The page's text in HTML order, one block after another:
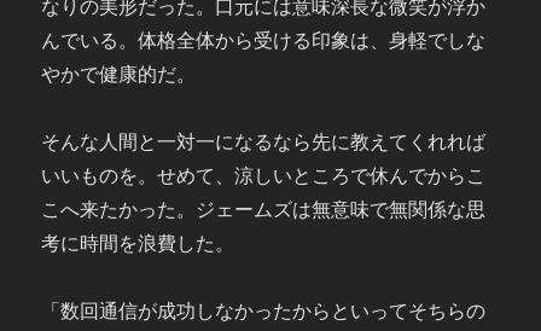
なりの美形だった。口元には意味深長な微笑が浮か
んでいる。体格全体から受ける印象は、身軽でしな
やかで健康的だ。
そんな人間と一対一になるなら先に教えてくれれば
いいものを。せめて、涼しいところで休んでからこ
こへ来たかった。ジェームズは無意味で無関係な思
考に時間を浪費した。
「数回通信が成功しなかったからといってそちらの